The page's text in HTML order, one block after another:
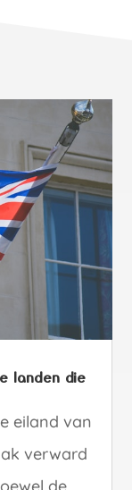
landen die
eiland van
verward